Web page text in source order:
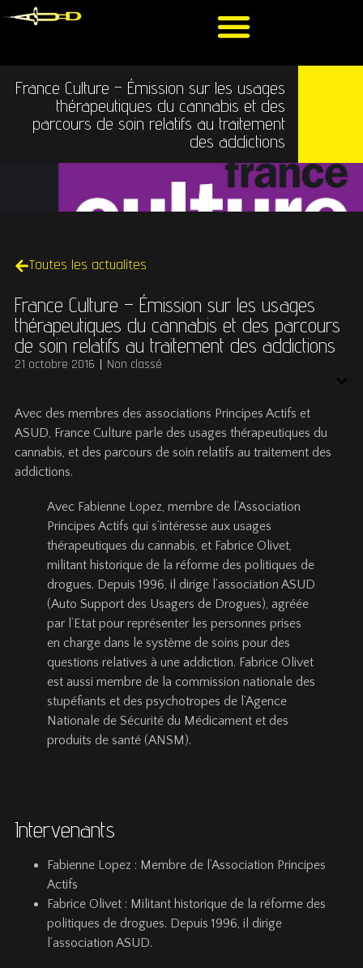
France Culture – Émission sur les usages
thérapeutiques du cannabis et des
parcours de soin relatifs au traitement
des addictions
Toutes les actualites
France Culture – Émission sur les usages
thérapeutiques du cannabis et des parcours
de soin relatifs au traitement des addictions
21 octobre 2016 Non classé
Avec des membres des associations Principes Actifs et
ASUD, France Culture parle des usages thérapeutiques du
cannabis, et des parcours de soin relatifs au traitement des
addictions.
Avec Fabienne Lopez, membre de l’Association
Principes Actifs qui s’intéresse aux usages
thérapeutiques du cannabis, et Fabrice Olivet,
militant historique de la réforme des politiques de
drogues. Depuis 1996, il dirige l’association ASUD
(Auto Support des Usagers de Drogues), agréée
par l’Etat pour représenter les personnes prises
en charge dans le système de soins pour des
questions relatives à une addiction. Fabrice Olivet
est aussi membre de la commission nationale des
stupéfiants et des psychotropes de l’Agence
Nationale de Sécurité du Médicament et des
produits de santé (ANSM).
Intervenants
Fabienne Lopez : Membre de l’Association Principes
Actifs
Fabrice Olivet : Militant historique de la réforme des
politiques de drogues. Depuis 1996, il dirige
l’association ASUD.